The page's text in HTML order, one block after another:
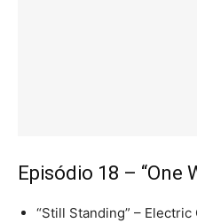
Episódio 18 – “One
“Still Standing” – Electric